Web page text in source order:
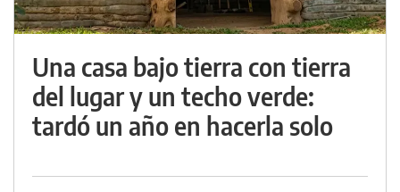
Una casa bajo tierra con tierra
del lugar y un techo verde:
tardó un año en hacerla solo